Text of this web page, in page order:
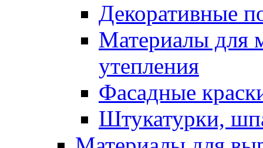
Декоративные
Материалы для
утепления
Фасадные
Штукатурки,